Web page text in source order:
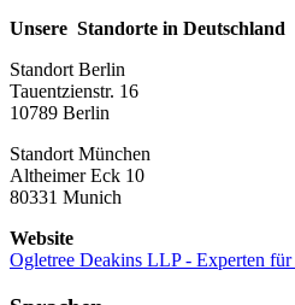
Unsere Standorte in Deutschland
Standort Berlin
Tauentzienstr. 16
10789 Berlin
Standort München
Altheimer Eck 10
80331 Munich
Website
Ogletree Deakins LLP - Experten